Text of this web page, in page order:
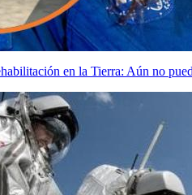
en la Tierra: Aún no